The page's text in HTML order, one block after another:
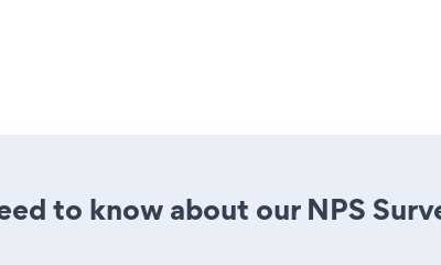
to know about our NPS